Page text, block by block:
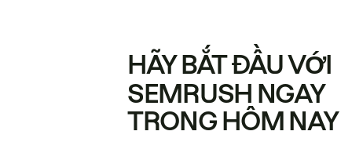
HÃY BẮT ĐẦU VỚI
SEMRUSH NGAY
TRONG HÔM NAY